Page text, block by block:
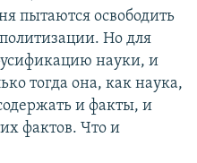
пытаются освободить
Но для
науки, и
тогда она, как наука,
и факты, и
фактов. Что и